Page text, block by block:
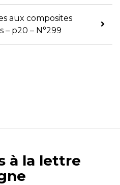
aux composites
p20 – N°299
à la lettre